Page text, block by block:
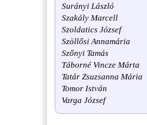
Surányi László
Szakály Marcell
Szoldatics József
Szöllősi Annamária
Szőnyi Tamás
Táborné Vincze Márta
Tatár Zsuzsanna Mária
Tomor István
Varga József